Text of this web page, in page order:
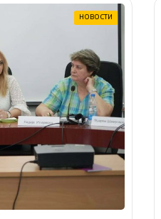
НОВОСТИ